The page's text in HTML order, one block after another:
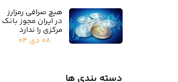
دسته بندی ها
هیچ صرافی رمزارز
در ایران مجوز بانک
مرکزی را ندارد
۰۸ دی ۰۴